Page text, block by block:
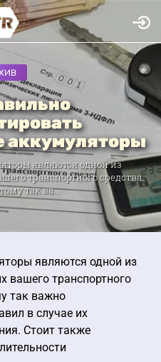
аккумуляторы
являются одной из
транспортного средства.
так ва...
являются одной из
вашего транспортного
так важно
в случае их
Стоит также